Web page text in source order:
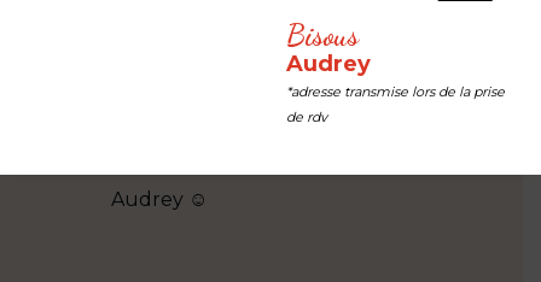
avec passion et qu'on peut
retrouver sur différents
Audrey ☺
tableaux
Bisous
Audrey
*adresse transmise lors de la prise
de rdv